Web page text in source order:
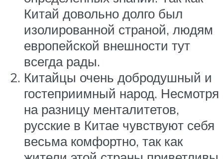
Китай довольно долго был
изолированной страной, людям
европейской внешности тут
всегда рады.
Китайцы очень добродушный и
гостеприимный народ. Несмотря
на разницу менталитетов,
русские в Китае чувствуют себя
весьма комфортно, так как